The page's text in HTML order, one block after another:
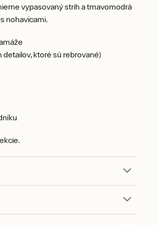
vypasovaný strih a tmavomodrá
nohavicami.
ktoré sú rebrované)